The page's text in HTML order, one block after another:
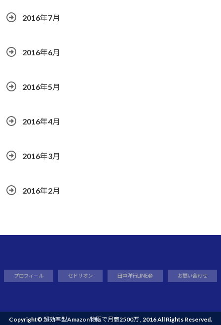
2016年7月
2016年6月
2016年5月
2016年4月
2016年3月
2016年2月
プロフィール セドリオン 田中洋行LINE@ お問い合わせ
Copyright© 超効率型Amazon物販で月商2500万 , 2016 All Rights Reserved.